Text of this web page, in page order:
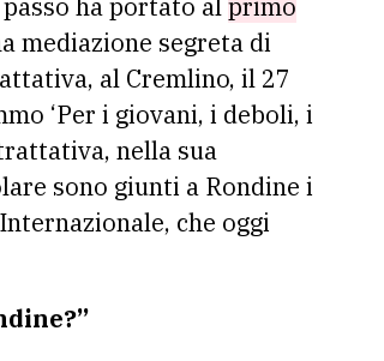
ha portato alprimo
mediazione segreta di
al Cremlino, il 27
‘Per i giovani, i deboli, i
nella sua
sono giunti a Rondine i
che oggi